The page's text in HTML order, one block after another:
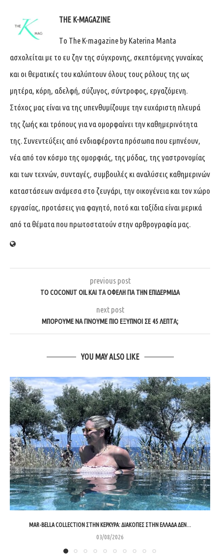
THE K-MAGAZINE
Tο The K-magazine by Katerina Manta
ασχολείται με το ευ ζην της σύγχρονης, σκεπτόμενης γυναίκας
και οι θεματικές του καλύπτουν όλους τους ρόλους της ως
μητέρα, κόρη, αδελφή, σύζυγος, σύντροφος, εργαζόμενη.
Στόχος μας είναι να της υπενθυμίζουμε την ευχάριστη πλευρά
της ζωής και τρόπους για να ομορφαίνει την καθημερινότητα
της. Συνεντεύξεις από ενδιαφέροντα πρόσωπα που εμπνέουν,
νέα από τον κόσμο της ομορφιάς, της μόδας, της γαστρονομίας
και των τεχνών, συνταγές, συμβουλές κι αναλύσεις καθημερινών
καταστάσεων ανάμεσα στο ζευγάρι, την οικογένεια και τον χώρο
εργασίας, προτάσεις για φαγητό, ποτό και ταξίδια είναι μερικά
από τα θέματα που πρωτοστατούν στην αρθρογραφία μας.
previous post
ΤΟ COCONUT OIL ΚΑΙ ΤΑ ΟΦΕΛΗ ΓΙΑ ΤΗΝ ΕΠΙΔΕΡΜΙΔΑ
next post
ΜΠΟΡΟΥΜΕ ΝΑ ΓΙΝΟΥΜΕ ΠΙΟ ΕΞΥΠΝΟΙ ΣΕ 45 ΛΕΠΤΑ;
YOU MAY ALSO LIKE
MAR-BELLA COLLECTION ΣΤΗΝ ΚΈΡΚΥΡΑ: ΔΙΑΚΟΠΈΣ ΣΤΗΝ ΕΛΛΆΔΑ ΔΕΝ...
03/08/2026